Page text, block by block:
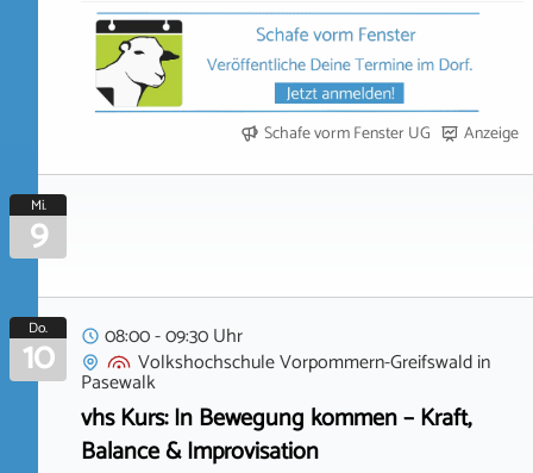
Schafe vorm Fenster UG Anzeige
Mi.
9
Do.
10
08:00 - 09:30 Uhr
Volkshochschule Vorpommern-Greifswaldin
Pasewalk
vhs Kurs: In Bewegung kommen – Kraft,
Balance & Improvisation